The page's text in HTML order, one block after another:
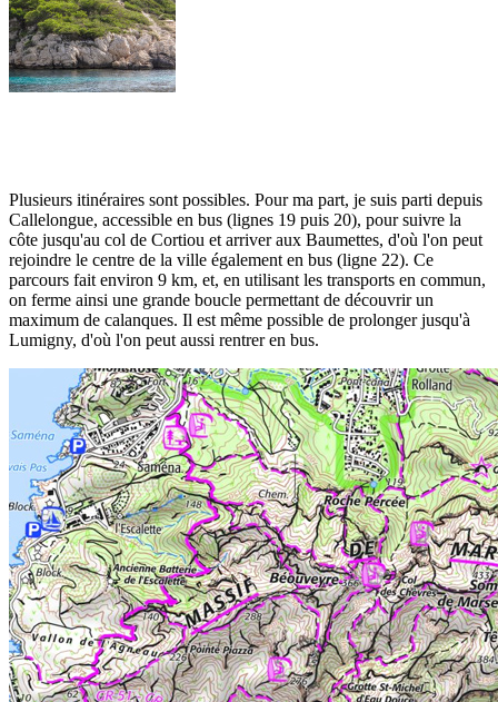
Plusieurs itinéraires sont possibles. Pour ma part, je suis parti depuis
Callelongue, accessible en bus (lignes 19 puis 20), pour suivre la
côte jusqu'au col de Cortiou et arriver aux Baumettes, d'où l'on peut
rejoindre le centre de la ville également en bus (ligne 22). Ce
parcours fait environ 9 km, et, en utilisant les transports en commun,
on ferme ainsi une grande boucle permettant de découvrir un
maximum de calanques. Il est même possible de prolonger jusqu'à
Lumigny, d'où l'on peut aussi rentrer en bus.